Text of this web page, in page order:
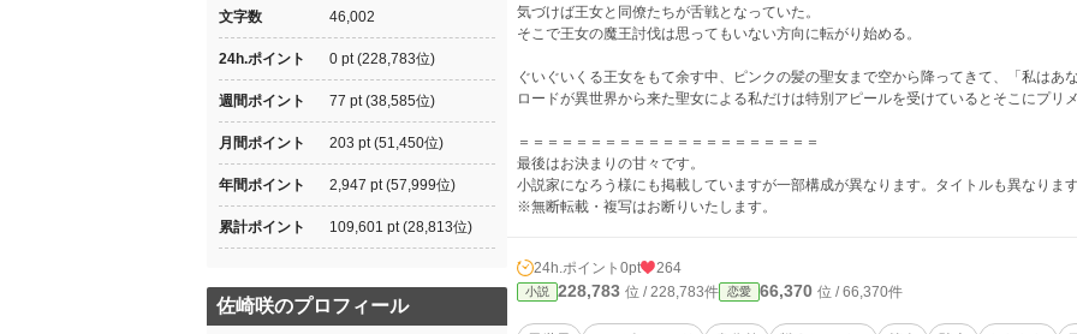
気づけば王女と同僚たちが舌戦となっていた。
そこで王女の魔王討伐は思ってもいない方向に転がり始める。
ぐいぐいくる王女をもて余す中、ピンクの髪の聖女まで空から降ってきて、「私はあ
ロードが異世界から来た聖女による私だけは特別アピールを受けているとそこにプ
＝＝＝＝＝＝＝＝＝＝＝＝＝＝＝＝＝＝＝＝＝
最後はお決まりの甘々です。
小説家になろう様にも掲載していますが一部構成が異なります。タイトルも異なりま
※無断転載・複写はお断りいたします。
24h.ポイント 0pt 264
小説 228,783 位 / 228,783件 恋愛 66,370 位 / 66,370件
文字数 46,002
24h.ポイント 0 pt (228,783位)
週間ポイント 77 pt (38,585位)
月間ポイント 203 pt (51,450位)
年間ポイント 2,947 pt (57,999位)
累計ポイント 109,601 pt (28,813位)
佐崎咲のプロフィール